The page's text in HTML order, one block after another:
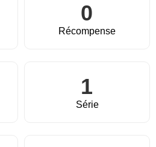
0
Récompense
1
Série